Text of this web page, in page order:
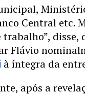
Central etc.
disse,
Flávio
à íntegra da
após a